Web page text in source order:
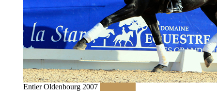
Entier Oldenbourg 2007